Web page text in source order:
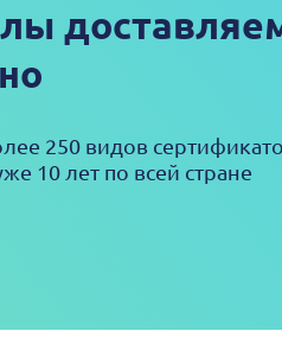
250 видов
10 лет по всей стране